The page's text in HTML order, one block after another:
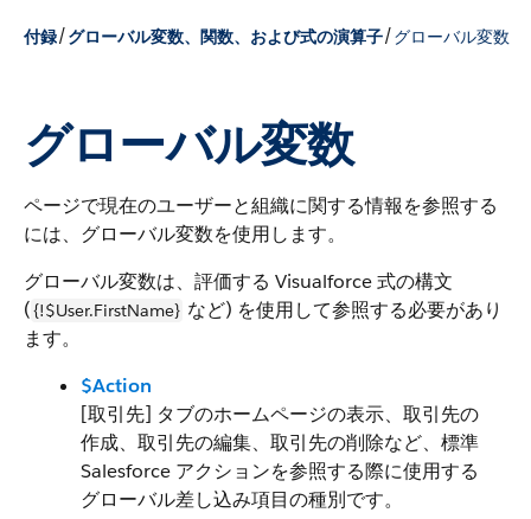
付録/グローバル変数、関数、および式の演算子/グローバル変数
グローバル変数
ページで現在のユーザーと組織に関する情報を参照する
には、グローバル変数を使用します。
グローバル変数は、評価する Visualforce 式の構文
({!$User.FirstName} など) を使用して参照する必要があり
ます。
$Action
[取引先] タブのホームページの表示、取引先の
作成、取引先の編集、取引先の削除など、標準
Salesforce アクションを参照する際に使用する
グローバル差し込み項目の種別です。